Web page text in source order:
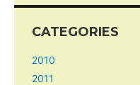
CATEGORIES
2010
2011